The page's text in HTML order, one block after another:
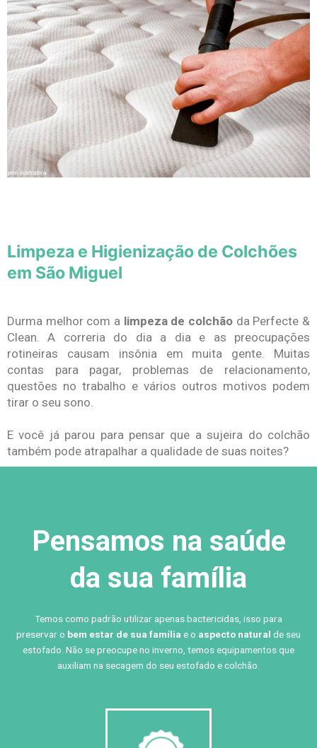
Limpeza e Higienização de Colchões
em São Miguel
Durma melhor com a limpeza de colchão da Perfecte &
Clean. A correria do dia a dia e as preocupações
rotineiras causam insônia em muita gente. Muitas
contas para pagar, problemas de relacionamento,
questões no trabalho e vários outros motivos podem
tirar o seu sono.
E você já parou para pensar que a sujeira do colchão
também pode atrapalhar a qualidade de suas noites?
Pensamos na saúde
da sua família
Temos como padrão utilizar apenas bactericidas, isso para
preservar o bem estar de sua família e o aspecto natural de seu
estofado. Não se preocupe no inverno, temos equipamentos que
auxiliam na secagem do seu estofado e colchão.